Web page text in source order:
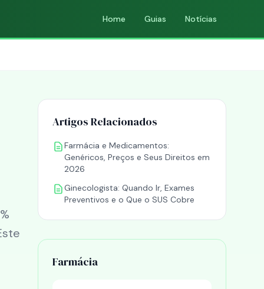
Home Guias Notícias
Artigos Relacionados
Farmácia e Medicamentos:
Genéricos, Preços e Seus Direitos em
2026
Ginecologista: Quando Ir, Exames
Preventivos e o Que o SUS Cobre
Farmácia